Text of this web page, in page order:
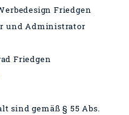
Friedgen
und Administrator
Friedgen
sind gemäß § 55 Abs.